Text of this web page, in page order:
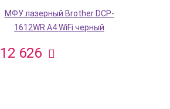
МФУ лазерный Brother DCP-
1612WR A4 WiFi черный
12 626